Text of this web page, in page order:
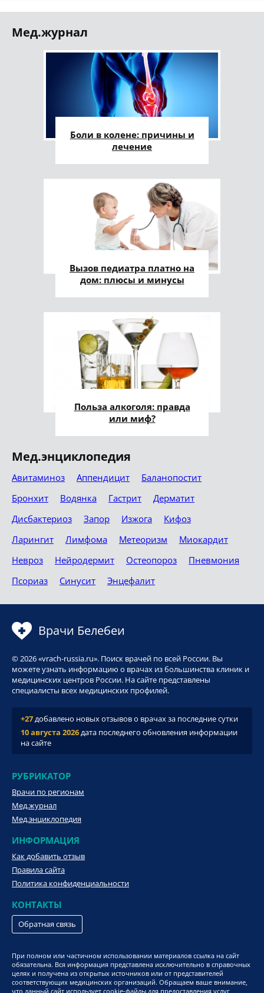
Мед.журнал
Боли в колене: причины и
лечение
Вызов педиатра платно на
дом: плюсы и минусы
Польза алкоголя: правда
или миф?
Мед.энциклопедия
Авитаминоз Аппендицит
Баланопостит
Бронхит
Водянка Гастрит
Дерматит
Дисбактериоз
Запор Изжога
Кифоз
Ларингит
Лимфома Метеоризм
Миокардит
Невроз
Нейродермит Остеопороз
Пневмония
Псориаз
Синусит Энцефалит
Врачи Белебеи
© 2026 «vrach-russia.ru». Поиск врачей по всей России. Вы
можете узнать информацию о врачах из большинства клиник и
медицинских центров России. На сайте представлены
специалисты всех медицинских профилей.
+27добавлено новых отзывов о врачах за последние сутки
10 августа 2026дата последнего обновления информации
на сайте
РУБРИКАТОР
Врачи по регионам
Мед.журнал
Мед.энциклопедия
ИНФОРМАЦИЯ
Как добавить отзыв
Правила сайта
Политика конфиденциальности
КОНТАКТЫ
Обратная связь
При полном или частичном использовании материалов ссылка на сайт
обязательна. Вся информация представлена исключительно в справочных
целях и получена из открытых источников или от представителей
соответствующих медицинских организаций. Обращаем ваше внимание,
что данный сайт использует cookie-файлы для предоставления услуг